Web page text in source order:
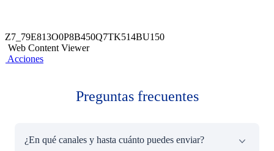
Z7_79E813O0P8B450Q7TK514BU150
Web Content Viewer
Acciones
Preguntas frecuentes
¿En qué canales y hasta cuánto puedes enviar?